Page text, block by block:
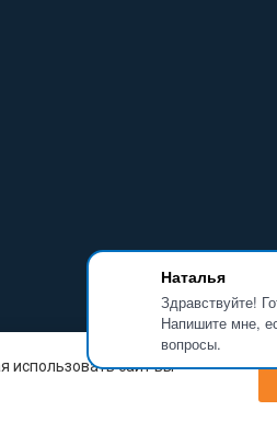
Наталья
Здравствуйте!
Напишите мне,
вопросы.
использовать сайт вы